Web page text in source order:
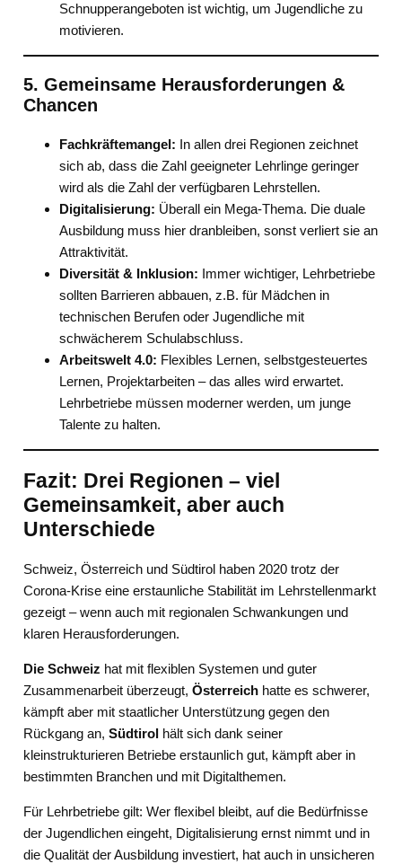
Schnupperangeboten ist wichtig, um Jugendliche zu
motivieren.
5. Gemeinsame Herausforderungen &
Chancen
Fachkräftemangel: In allen drei Regionen zeichnet
sich ab, dass die Zahl geeigneter Lehrlinge geringer
wird als die Zahl der verfügbaren Lehrstellen.
Digitalisierung: Überall ein Mega-Thema. Die duale
Ausbildung muss hier dranbleiben, sonst verliert sie an
Attraktivität.
Diversität & Inklusion: Immer wichtiger, Lehrbetriebe
sollten Barrieren abbauen, z.B. für Mädchen in
technischen Berufen oder Jugendliche mit
schwächerem Schulabschluss.
Arbeitswelt 4.0: Flexibles Lernen, selbstgesteuertes
Lernen, Projektarbeiten – das alles wird erwartet.
Lehrbetriebe müssen moderner werden, um junge
Talente zu halten.
Fazit: Drei Regionen – viel
Gemeinsamkeit, aber auch
Unterschiede
Schweiz, Österreich und Südtirol haben 2020 trotz der
Corona-Krise eine erstaunliche Stabilität im Lehrstellenmarkt
gezeigt – wenn auch mit regionalen Schwankungen und
klaren Herausforderungen.
Die Schweiz hat mit flexiblen Systemen und guter
Zusammenarbeit überzeugt, Österreichhatte es schwerer,
kämpft aber mit staatlicher Unterstützung gegen den
Rückgang an, Südtirolhält sich dank seiner
kleinstrukturieren Betriebe erstaunlich gut, kämpft aber in
bestimmten Branchen und mit Digitalthemen.
Für Lehrbetriebe gilt: Wer flexibel bleibt, auf die Bedürfnisse
der Jugendlichen eingeht, Digitalisierung ernst nimmt und in
die Qualität der Ausbildung investiert, hat auch in unsicheren